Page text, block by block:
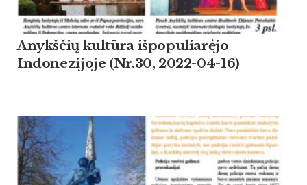
Anykščių kultūra išpopuliarėjo
Indonezijoje (Nr.30, 2022-04-16)